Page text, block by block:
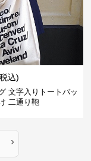
込)
文字入りトートバッ
二通り鞄
›